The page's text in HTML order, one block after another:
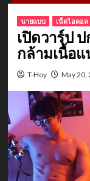
นายแบบ เน็ตไอดอล
เปิดวาร์ป
กล้ามเนื้อ
T-Hoy May 20,